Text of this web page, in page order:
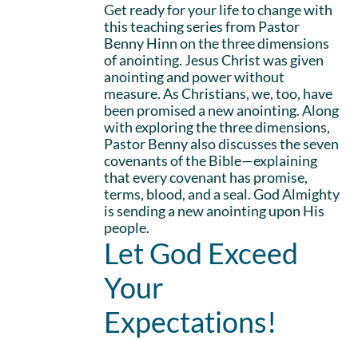
Get ready for your life to change with
this teaching series from Pastor
Benny Hinn on the three dimensions
of anointing. Jesus Christ was given
anointing and power without
measure. As Christians, we, too, have
been promised a new anointing. Along
with exploring the three dimensions,
Pastor Benny also discusses the seven
covenants of the Bible—explaining
that every covenant has promise,
terms, blood, and a seal. God Almighty
is sending a new anointing upon His
people.
Let God Exceed
Your
Expectations!